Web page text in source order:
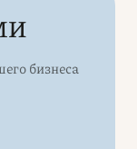
бизнеса